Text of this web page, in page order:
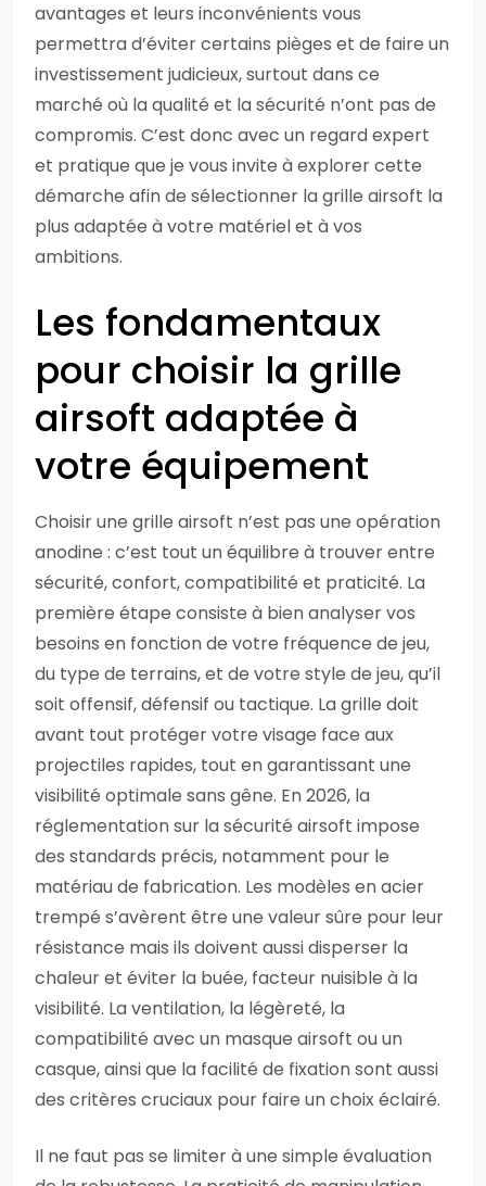
avantages et leurs inconvénients vous
permettra d’éviter certains pièges et de faire un
investissement judicieux, surtout dans ce
marché où la qualité et la sécurité n’ont pas de
compromis. C’est donc avec un regard expert
et pratique que je vous invite à explorer cette
démarche afin de sélectionner la grille airsoft la
plus adaptée à votre matériel et à vos
ambitions.
Les fondamentaux
pour choisir la grille
airsoft adaptée à
votre équipement
Choisir une grille airsoft n’est pas une opération
anodine : c’est tout un équilibre à trouver entre
sécurité, confort, compatibilité et praticité. La
première étape consiste à bien analyser vos
besoins en fonction de votre fréquence de jeu,
du type de terrains, et de votre style de jeu, qu’il
soit offensif, défensif ou tactique. La grille doit
avant tout protéger votre visage face aux
projectiles rapides, tout en garantissant une
visibilité optimale sans gêne. En 2026, la
réglementation sur la sécurité airsoft impose
des standards précis, notamment pour le
matériau de fabrication. Les modèles en acier
trempé s’avèrent être une valeur sûre pour leur
résistance mais ils doivent aussi disperser la
chaleur et éviter la buée, facteur nuisible à la
visibilité. La ventilation, la légèreté, la
compatibilité avec un masque airsoft ou un
casque, ainsi que la facilité de fixation sont aussi
des critères cruciaux pour faire un choix éclairé.
Il ne faut pas se limiter à une simple évaluation